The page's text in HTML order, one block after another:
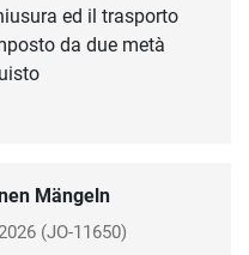
ed il trasporto
da due metà
Mängeln
(JO-11650)